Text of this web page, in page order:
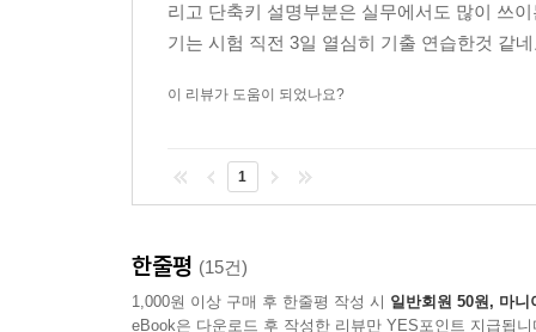
리고 단축키 설명부분은 실무에서도 많이 쓰
기는 시험 직전 3일 열심히 기출 연습한것 같
이 리뷰가 도움이 되었나요?
1
한줄평 (15건)
1,000원 이상 구매 후 한줄평 작성 시 일반회원 50원, 마니
eBook은 다운로드 후 작성한 리뷰만 YES포인트 지급됩니